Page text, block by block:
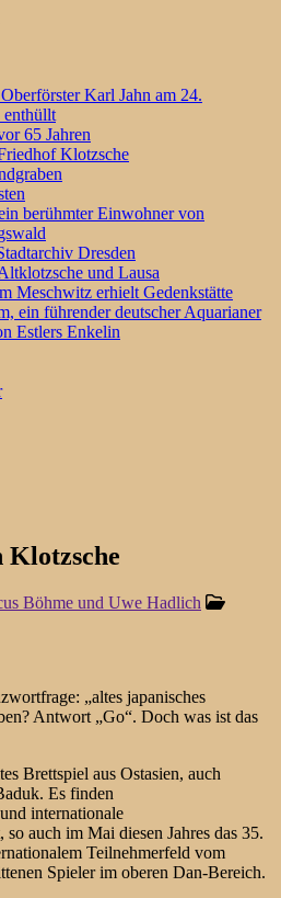
Karl Jahn am 24.
enthüllt
65 Jahren
Klotzsche
berühmter Einwohner von
Dresden
und Lausa
Meschwitz erhielt Gedenkstätte
ein führender deutscher Aquarianer
Estlers Enkelin
Klotzsche
Böhme und Uwe Hadlich
„altes japanisches
Antwort „Go“. Doch was ist das
Brettspiel aus Ostasien, auch
Es finden
internationale
auch im Mai diesen Jahres das 35.
Teilnehmerfeld vom
Spieler im oberen Dan-Bereich.